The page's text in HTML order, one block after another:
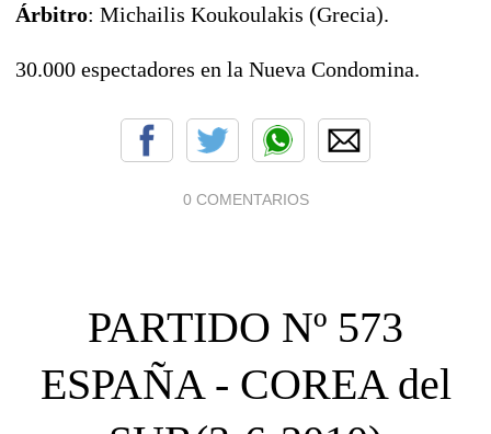
Árbitro: Michailis Koukoulakis (Grecia).
30.000 espectadores en la Nueva Condomina.
0 COMENTARIOS
PARTIDO Nº 573
ESPAÑA - COREA del